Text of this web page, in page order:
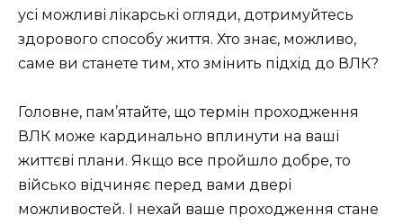
усі можливі лікарські огляди, дотримуйтесь
здорового способу життя. Хто знає, можливо,
саме ви станете тим, хто змінить підхід до ВЛК?
Головне, пам’ятайте, що термін проходження
ВЛК може кардинально вплинути на ваші
життєві плани. Якщо все пройшло добре, то
військо відчиняє перед вами двері
можливостей. І нехай ваше проходження стане